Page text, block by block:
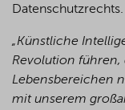
Datenschutzrechts.
„Künstliche
Revolution führen,
Lebensbereichen
mit unserem